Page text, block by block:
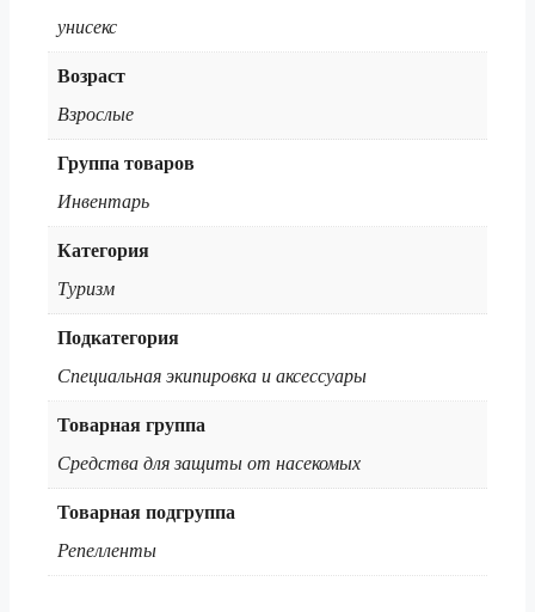
унисекс
Возраст
Взрослые
Группа товаров
Инвентарь
Категория
Туризм
Подкатегория
Специальная экипировка и аксессуары
Товарная группа
Средства для защиты от насекомых
Товарная подгруппа
Репелленты